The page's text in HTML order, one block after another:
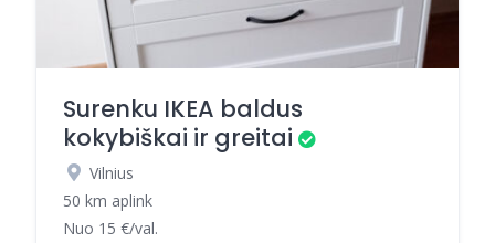
Surenku IKEA baldus
kokybiškai ir greitai
Vilnius
50 km aplink
Nuo 15 €/val.